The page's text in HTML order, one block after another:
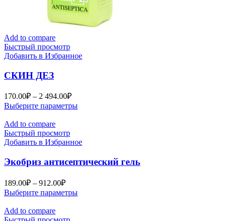
Add to compare
Быстрый просмотр
Добавить в Избранное
СКИН ДЕЗ
170.00₽ – 2 494.00₽Диапазон
цен:
494.00₽
Выберите параметрыЭтот
вариаций.
можно
выбрать
товара.
Add to compare
Быстрый просмотр
Добавить в Избранное
Экобриз антисептический гель
189.00₽ – 912.00₽Диапазон
цен:
Выберите параметрыЭтот
Add to compare